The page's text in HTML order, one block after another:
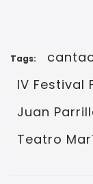
Tags:
IV Festival
Juan
Teatro